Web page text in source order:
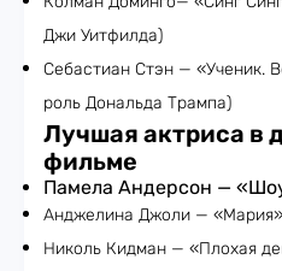
Джи Уитфилда)
Себастиан Стэн — «Ученик.
роль Дональда Трампа)
Лучшая актриса в
фильме
Памела Андерсон —
Анджелина Джоли —
Николь Кидман — «Плохая